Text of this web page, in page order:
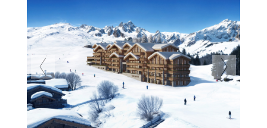
Previous Next